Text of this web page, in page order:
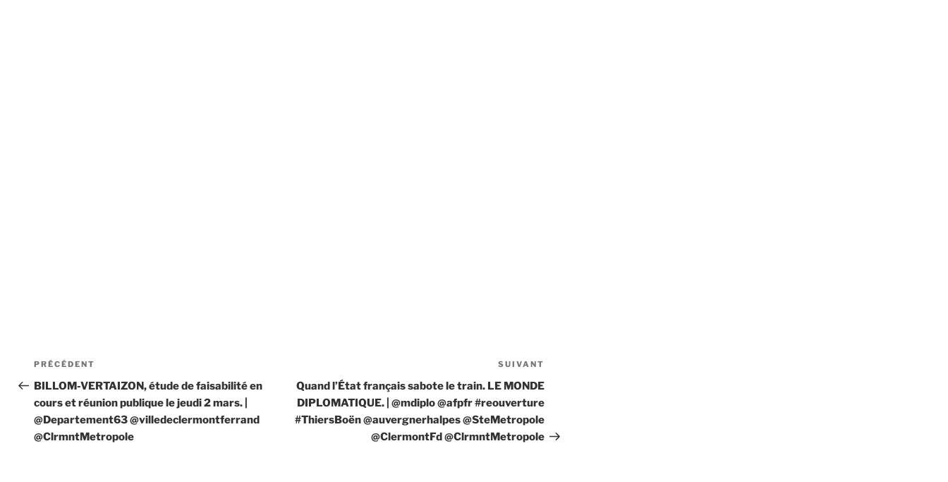
Navigation
de
l’article
Article
précédent
PRÉCÉDENT
BILLOM-VERTAIZON, étude de faisabilité en
cours et réunion publique le jeudi 2 mars. |
@Departement63 @villedeclermontferrand
@ClrmntMetropole
suivant
SUIVANT
Quand l’État français sabote le train. LE MONDE
DIPLOMATIQUE. | @mdiplo @afpfr #reouverture
#ThiersBoën @auvergnerhalpes @SteMetropole
@ClermontFd @ClrmntMetropole